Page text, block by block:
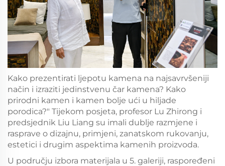
Kako prezentirati ljepotu kamena na najsavrvšeniji
način i izraziti jedinstvenu čar kamena? Kako
prirodni kamen i kamen bolje ući u hiljade
porodica?" Tijekom posjeta, profesor Lu Zhirong i
predsjednik Liu Liang su imali dublje razmjene i
rasprave o dizajnu, primjeni, zanatskom rukovanju,
estetici i drugim aspektima kamenih proizvoda.
U području izbora materijala u 5. galeriji, raspoređeni